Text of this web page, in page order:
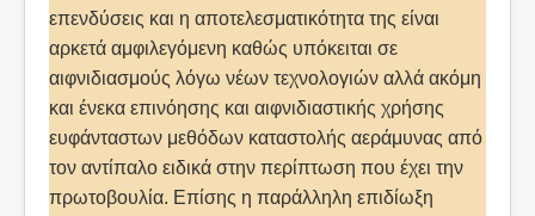
επενδύσεις και η αποτελεσματικότητα της είναι
αρκετά αμφιλεγόμενη καθώς υπόκειται σε
αιφνιδιασμούς λόγω νέων τεχνολογιών αλλά ακόμη
και ένεκα επινόησης και αιφνιδιαστικής χρήσης
ευφάνταστων μεθόδων καταστολής αεράμυνας από
τον αντίπαλο ειδικά στην περίπτωση που έχει την
πρωτοβουλία. Επίσης η παράλληλη επιδίωξη